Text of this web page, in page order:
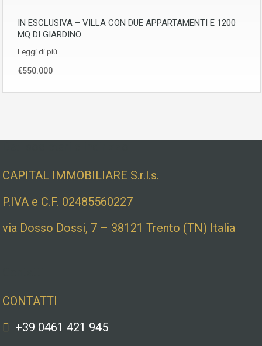
IN ESCLUSIVA – VILLA CON DUE APPARTAMENTI E 1200
MQ DI GIARDINO
Leggi di più
€550.000
CAPITAL IMMOBILIARE S.r.l.s.
P.IVA e C.F. 02485560227
via Dosso Dossi, 7 – 38121 Trento (TN) Italia
CONTATTI
+39 0461 421 945